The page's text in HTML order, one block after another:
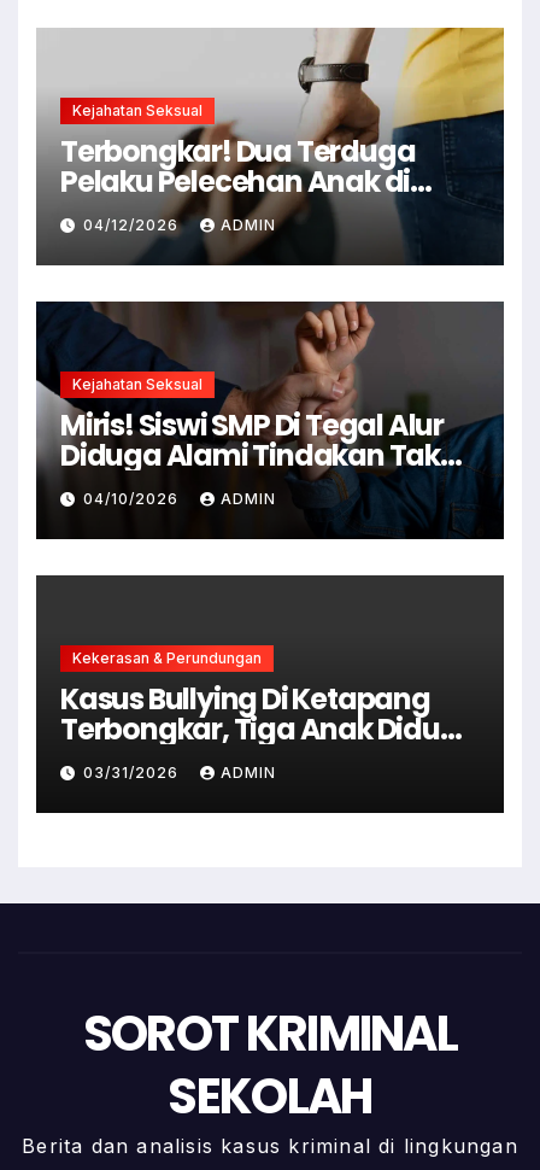
Kejahatan Seksual
Terbongkar! Dua Terduga
Pelaku Pelecehan Anak di
Cianjur Ditangkap Polisi
04/12/2026 ADMIN
Kejahatan Seksual
Miris! Siswi SMP Di Tegal Alur
Diduga Alami Tindakan Tak
Senonoh Di Sekolah
04/10/2026 ADMIN
Kekerasan & Perundungan
Kasus Bullying Di Ketapang
Terbongkar, Tiga Anak Diduga
Terlibat Kini Jadi Tersangka
03/31/2026 ADMIN
SOROT KRIMINAL
SEKOLAH
Berita dan analisis kasus kriminal di lingkungan